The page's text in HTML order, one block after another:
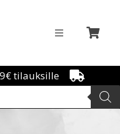
tilauksille